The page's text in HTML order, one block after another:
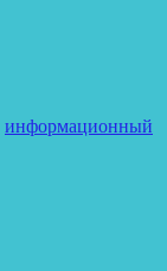
информационный